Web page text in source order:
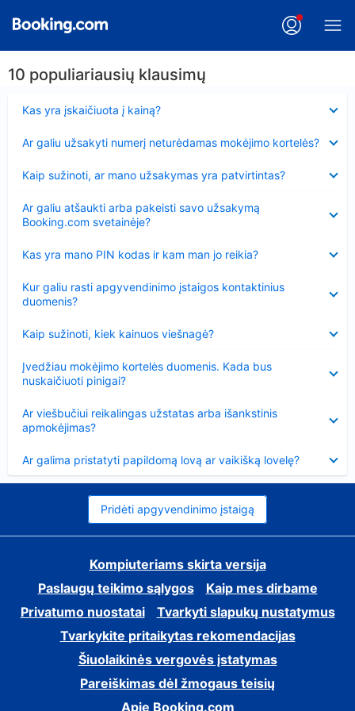
10 populiariausių klausimų
Kas yra įskaičiuota į kainą?
Ar galiu užsakyti numerį neturėdamas mokėjimo kortelės?
Kaip sužinoti, ar mano užsakymas yra patvirtintas?
Ar galiu atšaukti arba pakeisti savo užsakymą
Booking.com svetainėje?
Kas yra mano PIN kodas ir kam man jo reikia?
Kur galiu rasti apgyvendinimo įstaigos kontaktinius
duomenis?
Kaip sužinoti, kiek kainuos viešnagė?
Įvedžiau mokėjimo kortelės duomenis. Kada bus
nuskaičiuoti pinigai?
Ar viešbučiui reikalingas užstatas arba išankstinis
apmokėjimas?
Ar galima pristatyti papildomą lovą ar vaikišką lovelę?
Pridėti apgyvendinimo įstaigą
Kompiuteriams skirta versija
Paslaugų teikimo sąlygos
Kaip mes dirbame
Privatumo nuostatai
Tvarkyti slapukų nustatymus
Tvarkykite pritaikytas rekomendacijas
Šiuolaikinės vergovės įstatymas
Pareiškimas dėl žmogaus teisių
Apie Booking.com